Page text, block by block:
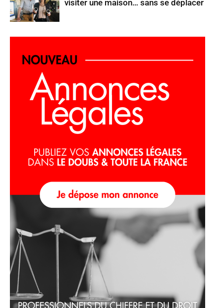
visiter une maison… sans se déplacer